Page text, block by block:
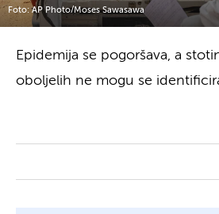
Foto: AP Photo/Moses Sawasawa
Epidemija se pogoršava, a
oboljelih ne mogu se